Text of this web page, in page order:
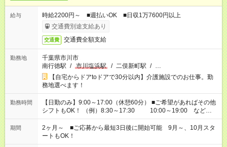
給与
時給2200円～ ■週払いOK ■日収1万7600円以上
交通費別途支給あり
交通費 交通費全額支給
勤務地
千葉県市川市
南行徳駅 / 市川塩浜駅 / 二俣新町駅 / …
【自宅からドアtoドアで30分以内】介護施設でのお仕事。勤
務地選べます！
勤務時間
【日勤のみ】9:00～17:00（休憩60分） ■ご希望があればその他
シフトもOK！ （例）8:30～17:30 10:00～19:00 など
「家族とお休みを合わせたい」 「できれば残業はしたくない」
など、あなたのご希望に沿ったお仕事をご紹介します！ ※Wワ
ーク希望の方へ 今ご覧のお仕事で希望する勤務時間と、もう1つ
のお仕事の勤務時間。 合計で週40時間を超える場合は応募でき
期間
2ヶ月～ ■ご応募から最短3日後に開始可能 9月～、10月スタ
ートもOK！